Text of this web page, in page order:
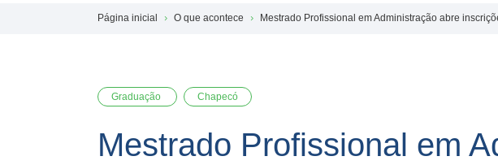
Página inicial O que acontece Mestrado Profissional em Administração abre
Graduação Chapecó
Mestrado Profissional em